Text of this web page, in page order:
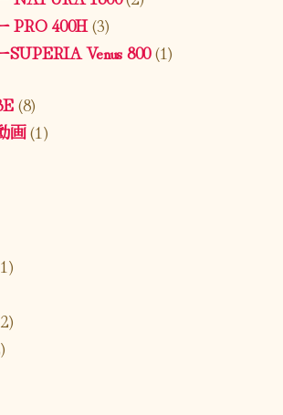
PRO 400H(3)
SUPERIA Venus 800(1)
(8)
画(1)